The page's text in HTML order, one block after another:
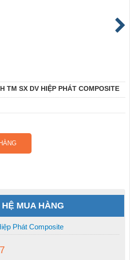
TM SX DV HIỆP PHÁT COMPOSITE
MUA HÀNG
Phát Composite